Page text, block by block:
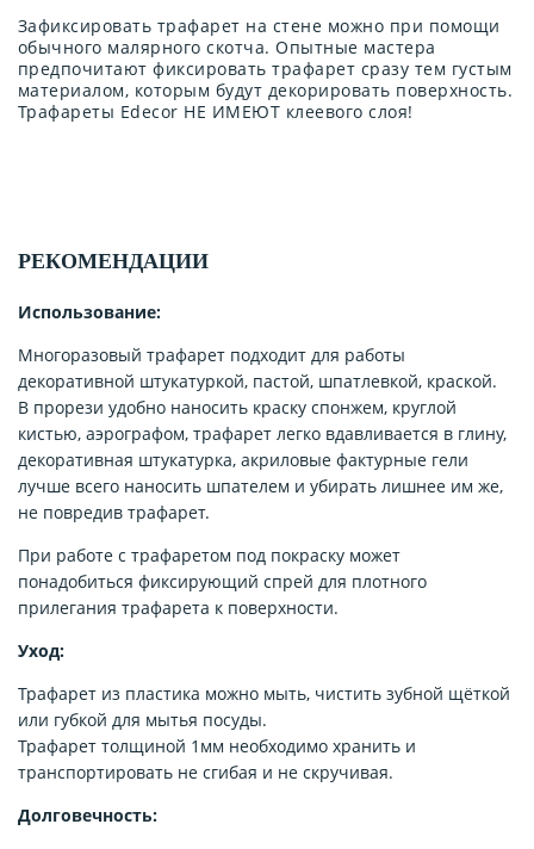
Зафиксировать трафарет на стене можно при помощи
обычного малярного скотча. Опытные мастера
предпочитают фиксировать трафарет сразу тем густым
материалом, которым будут декорировать поверхность.
Трафареты Edecor НЕ ИМЕЮТ клеевого слоя!
РЕКОМЕНДАЦИИ
Использование:
Многоразовый трафарет подходит для работы
декоративной штукатуркой, пастой, шпатлевкой, краской.
В прорези удобно наносить краску спонжем, круглой
кистью, аэрографом, трафарет легко вдавливается в глину,
декоративная штукатурка, акриловые фактурные гели
лучше всего наносить шпателем и убирать лишнее им же,
не повредив трафарет.
При работе с трафаретом под покраску может
понадобиться фиксирующий спрей для плотного
прилегания трафарета к поверхности.
Уход:
Трафарет из пластика можно мыть, чистить зубной щёткой
или губкой для мытья посуды.
Трафарет толщиной 1мм необходимо хранить и
транспортировать не сгибая и не скручивая.
Долговечность: